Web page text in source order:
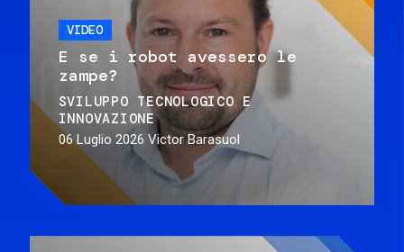
VIDEO
E se i robot avessero le
zampe?
SVILUPPO TECNOLOGICO E
INNOVAZIONE
06 Luglio 2026 Victor Barasuol